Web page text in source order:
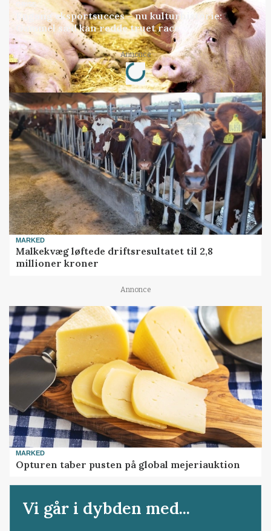
GRISE
Engang eksportsucces – nu kulturhistorie:
Gammel sæd kan redde truet race
Annonce
Loading...
MARKED
Malkekvæg løftede driftsresultatet til 2,8
millioner kroner
Annonce
MARKED
Opturen taber pusten på global mejeriauktion
Vi går i dybden med...